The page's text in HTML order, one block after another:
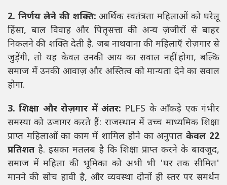
2. निर्णय लेने की शक्ति: आर्थिक स्वतंत्रता महिलाओं को घरेलू
हिंसा, बाल विवाह और पितृसत्ता की अन्य ज़ंजीरों से बाहर
निकलने की शक्ति देती है. जब नाथवाना की महिलाएँ रोज़गार से
जुड़ेंगी, तो यह केवल उनकी आय का सवाल नहीं होगा, बल्कि
समाज में उनकी आवाज़ और अस्तित्व को मान्यता देने का सवाल
होगा.
3. शिक्षा और रोज़गार में अंतर: PLFS के आँकड़े एक गंभीर
समस्या को उजागर करते हैं: राजस्थान में उच्च माध्यमिक शिक्षा
प्राप्त महिलाओं का काम में शामिल होने का अनुपात केवल 22
प्रतिशत है. इसका मतलब है कि शिक्षा प्राप्त करने के बावजूद,
समाज में महिला की भूमिका को अभी भी 'घर तक सीमित'
मानने की सोच हावी है, और व्यवस्था दोनों ही स्तर पर समर्थन